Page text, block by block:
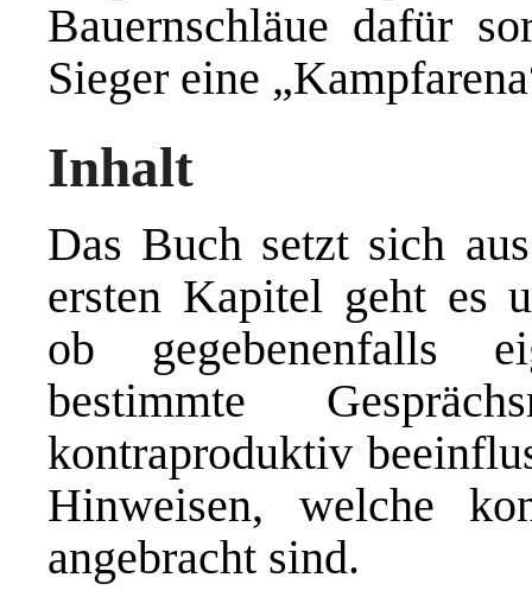
Bauernschläue dafür
Sieger eine
Inhalt
Das Buch setzt sich
ersten Kapitel geht es
ob gegebenenfalls
bestimmte
kontraproduktiv
Hinweisen, welche
angebracht sind.